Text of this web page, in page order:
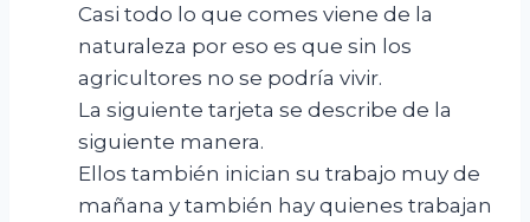
Casi todo lo que comes viene de la
naturaleza por eso es que sin los
agricultores no se podría vivir.
La siguiente tarjeta se describe de la
siguiente manera.
Ellos también inician su trabajo muy de
mañana y también hay quienes trabajan